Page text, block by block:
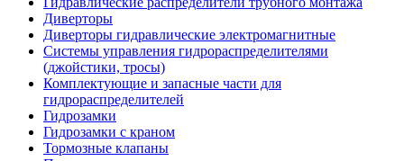
Диверторы
Диверторы гидравлические электромагнитные
Системы управления гидрораспределителями
(джойстики, тросы)
Комплектующие и запасные части для
гидрораспределителей
Гидрозамки
Гидрозамки с краном
Тормозные клапаны